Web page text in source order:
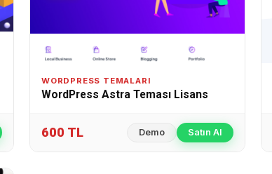
WORDPRESS TEMALARI
WordPress Astra Teması Lisans
600 TL Demo Satın Al